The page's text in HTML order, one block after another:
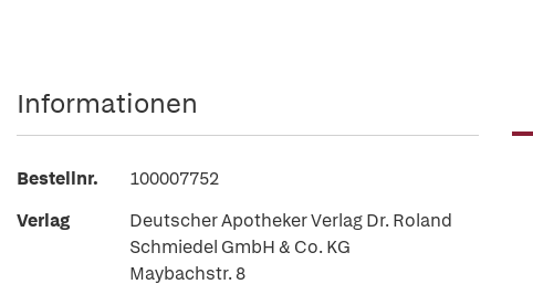
Informationen
Bestellnr.
100007752
Verlag
Deutscher Apotheker Verlag Dr. Roland
Schmiedel GmbH & Co. KG
Maybachstr. 8